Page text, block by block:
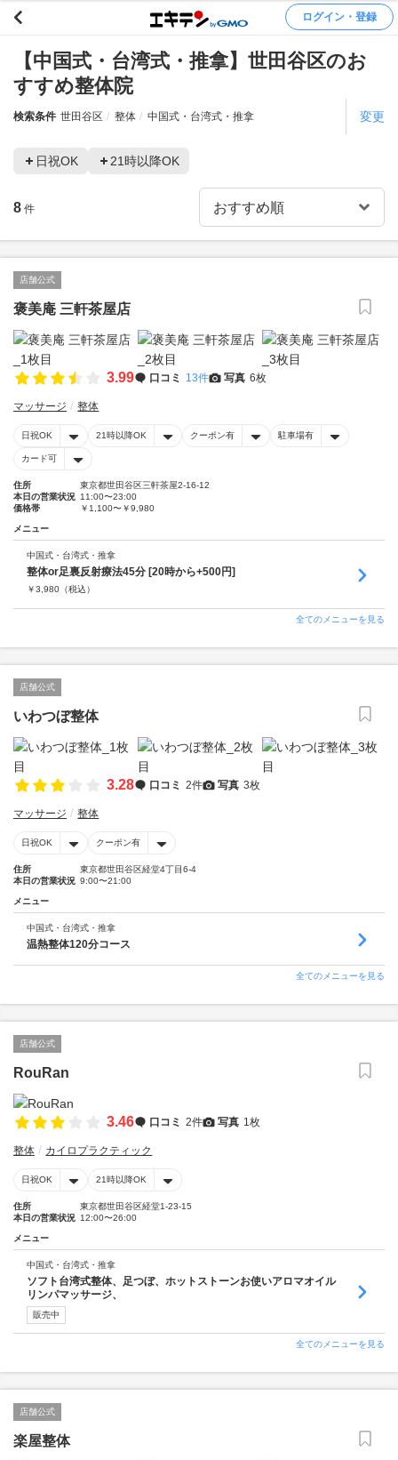
ログイン・登録
【中国式・台湾式・推拿】世田谷区のお
すすめ整体院
検索条件 世田谷区 整体 中国式・台湾式・推拿 変更
日祝OK 21時以降OK
8 件
店舗公式
褒美庵 三軒茶屋店
3.99 口コミ 13件 写真 6枚
マッサージ 整体
日祝OK 21時以降OK クーポン有 駐車場有
カード可
住所
東京都世田谷区三軒茶屋2-16-12
本日の営業状況 11:00〜23:00
価格帯
￥1,100〜￥9,980
メニュー
中国式・台湾式・推拿
整体or足裏反射療法45分 [20時から+500円]
￥3,980 （税込）
全てのメニューを見る
店舗公式
いわつぼ整体
3.28 口コミ 2件 写真 3枚
マッサージ 整体
日祝OK クーポン有
住所
東京都世田谷区経堂4丁目6-4
本日の営業状況 9:00〜21:00
メニュー
中国式・台湾式・推拿
温熱整体120分コース
全てのメニューを見る
店舗公式
RouRan
3.46 口コミ 2件 写真 1枚
整体 カイロプラクティック
日祝OK 21時以降OK
住所
東京都世田谷区経堂1-23-15
本日の営業状況 12:00〜26:00
メニュー
中国式・台湾式・推拿
ソフト台湾式整体、足つぼ、ホットストーンお使いアロマオイル
リンパマッサージ、
販売中
全てのメニューを見る
店舗公式
楽屋整体